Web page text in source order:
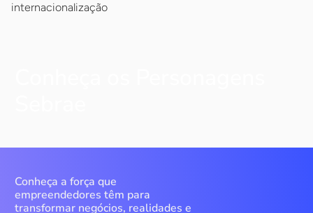
internacionalização
Conheça a força que
empreendedores têm para
transformar negócios, realidades e